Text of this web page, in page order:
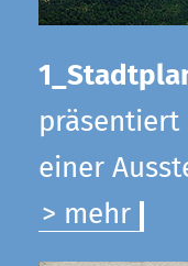
präsentiert
einer
> mehr